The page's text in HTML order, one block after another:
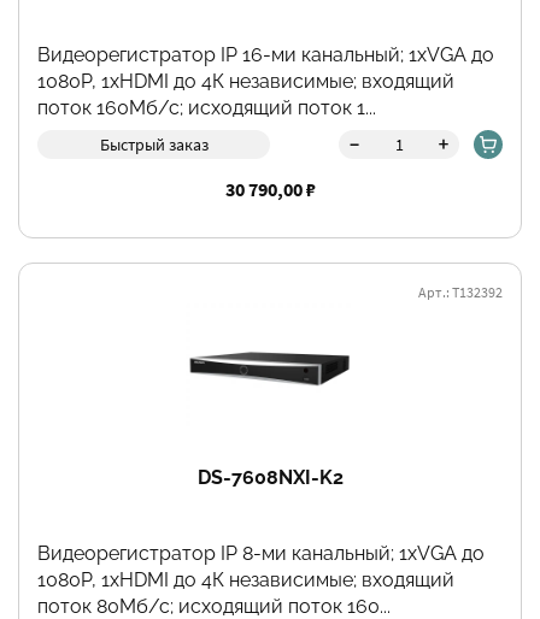
Видеорегистратор IP 16-ми канальный; 1хVGA до
1080Р, 1хHDMI до 4К независимые; входящий
поток 160Мб/с; исходящий поток 1...
Быстрый заказ - +
30 790,00 ₽
DS-7608NXI-K2
Арт.: Т132392
Видеорегистратор IP 8-ми канальный; 1хVGA до
1080Р, 1хHDMI до 4К независимые; входящий
поток 80Мб/с; исходящий поток 160...